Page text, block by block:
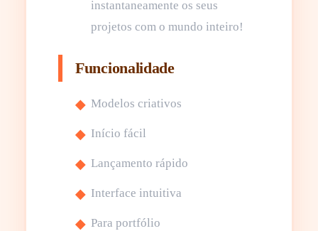
instantaneamente os seus
projetos com o mundo inteiro!
Funcionalidade
Modelos criativos
Início fácil
Lançamento rápido
Interface intuitiva
Para portfólio